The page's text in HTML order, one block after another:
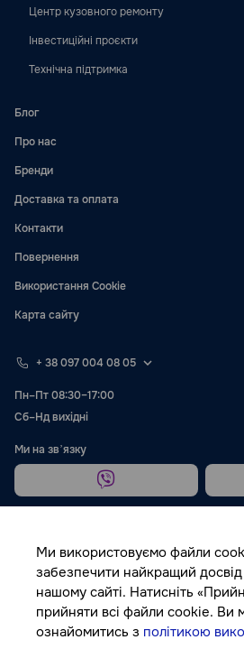
Центр кузовного ремонту
Інвестиційні проєкти
Технічна підтримка
Блог
Про нас
Бренди
Доставка та оплата
Контакти
Повернення
Використання Cookie
Карта сайту
+ 38 097 004 08 05
Пн–Пт 08:30–17:00
Сб–Нд вихідні
Ми на звʼязку
© Autocolor, 2026
Ми використовуємо файли
забезпечити найкращий
нашому сайті. Натисніть
прийняти всі файли cookie. Ви
ознайомитись з політикою